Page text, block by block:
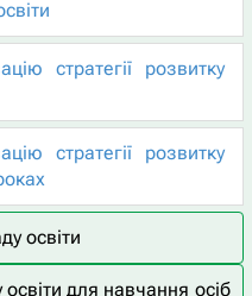
стратегії розвитку
стратегії розвитку
освіти
для навчання осіб